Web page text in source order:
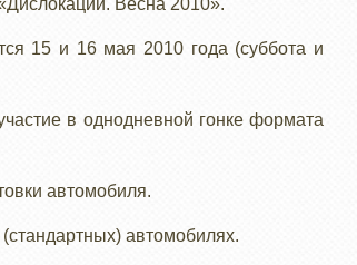
Весна 2010».
15 и 16 мая 2010 года (суббота и
в однодневной гонке формата
автомобиля.
автомобилях.